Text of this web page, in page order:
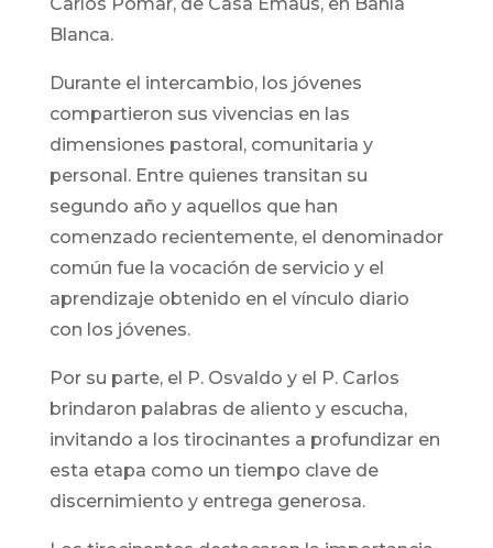
Carlos Pomar, de Casa Emaús, en Bahía
Blanca.
Durante el intercambio, los jóvenes
compartieron sus vivencias en las
dimensiones pastoral, comunitaria y
personal. Entre quienes transitan su
segundo año y aquellos que han
comenzado recientemente, el denominador
común fue la vocación de servicio y el
aprendizaje obtenido en el vínculo diario
con los jóvenes.
Por su parte, el P. Osvaldo y el P. Carlos
brindaron palabras de aliento y escucha,
invitando a los tirocinantes a profundizar en
esta etapa como un tiempo clave de
discernimiento y entrega generosa.